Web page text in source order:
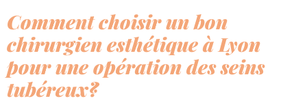
Comment choisir un bon
chirurgien esthétique à Lyon
pour une opération des seins
tubéreux?